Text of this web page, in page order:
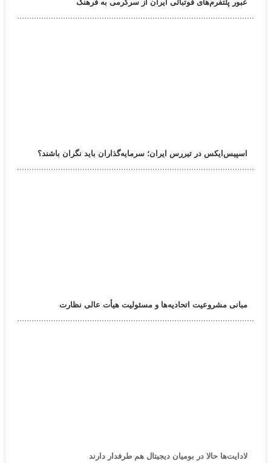
عبور پلتفرم‌های فوتبالی ایران از سرگرمی به فرهنگ
اسپیس‌ایکس در تیررس ایران؛ سرمایه‌گذاران باید نگران باشند؟
مبانی مشروعیت اتحادیه‌ها و مسئولیت هیأت عالی نظارت
لادایت‌ها حالا در بومیان دیجیتال هم طرفدار دارند